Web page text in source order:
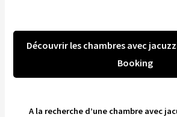
Découvrir les chambres avec
Booking
A la recherche d’une chambre avec